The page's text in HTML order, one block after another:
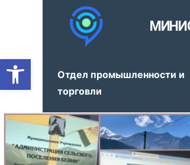
Открыть панель
Отдел промышленности и
торговли